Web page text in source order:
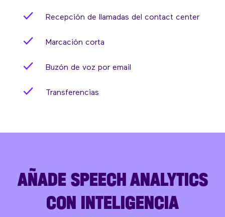
Recepción de llamadas del contact center
Marcación corta
Buzón de voz por email
Transferencias
AÑADE SPEECH ANALYTICS
CON INTELIGENCIA